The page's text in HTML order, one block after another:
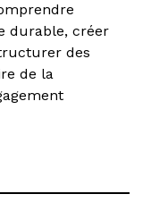
durable, créer
des
de la